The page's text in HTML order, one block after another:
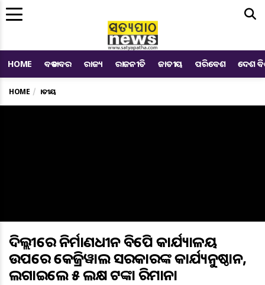
HOME ବଡ ଖବର ରାଜ୍ୟ ରାଜନୀତି ଜାତୀୟ ପରିବେଶ ଦେଶ
HOME ଜାତୀୟ
ଦିଲ୍ଲୀରେ ନିର୍ମାଣଧୀନ ବିଜେପି କାର୍ଯ୍ୟାଳୟ
ଉପରେ କେଜ୍ରିୱାଲ ସରକାରଙ୍କ କାର୍ଯ୍ୟନୁଷ୍ଠାନ,
ଲଗାଇଲେ ୫ ଲକ୍ଷ ଟଙ୍କା ଜରିମାନା